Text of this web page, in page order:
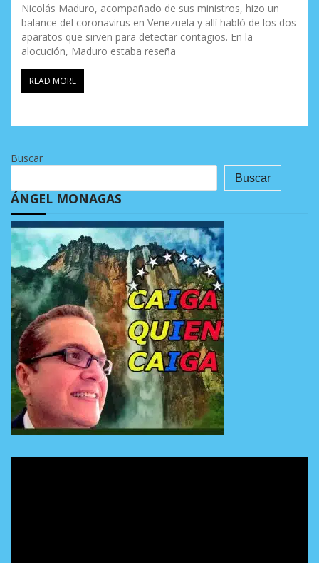
Nicolás Maduro, acompañado de sus ministros, hizo un
balance del coronavirus en Venezuela y allí habló de los dos
aparatos que sirven para detectar contagios. En la
alocución, Maduro estaba reseña
READ MORE
Buscar
Buscar
ÁNGEL MONAGAS